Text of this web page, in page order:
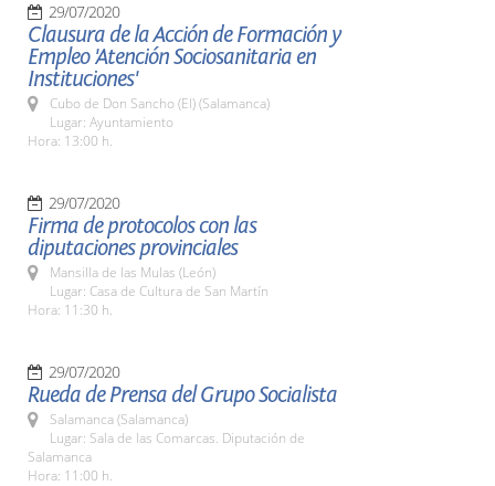
29/07/2020
Clausura de la Acción de Formación y
Empleo 'Atención Sociosanitaria en
Instituciones'
Cubo de Don Sancho (El) (Salamanca)
Lugar: Ayuntamiento
Hora: 13:00 h.
29/07/2020
Firma de protocolos con las
diputaciones provinciales
Mansilla de las Mulas (León)
Lugar: Casa de Cultura de San Martín
Hora: 11:30 h.
29/07/2020
Rueda de Prensa del Grupo Socialista
Salamanca (Salamanca)
Lugar: Sala de las Comarcas. Diputación de
Salamanca
Hora: 11:00 h.